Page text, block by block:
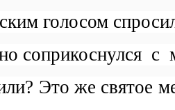
голосом
соприкоснулся с
Это же святое